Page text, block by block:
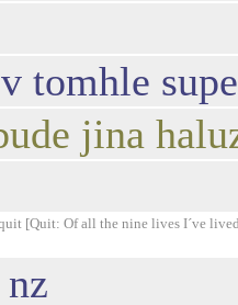
tomhle
jina
[Quit: Of all the nine lives I´ve